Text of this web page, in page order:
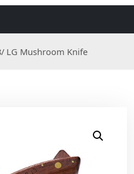
LG Mushroom Knife